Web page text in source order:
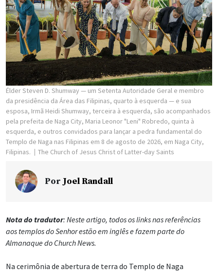
Élder Steven D. Shumway — um Setenta Autoridade Geral e membro
da presidência da Área das Filipinas, quarto à esquerda — e sua
esposa, Irmã Heidi Shumway, terceira à esquerda, são acompanhados
pela prefeita de Naga City, Maria Leonor "Leni" Robredo, quinta à
esquerda, e outros convidados para lançar a pedra fundamental do
Templo de Naga nas Filipinas em 8 de agosto de 2026, em Naga City,
Filipinas.
The Church of Jesus Christ of Latter-day Saints
Por Joel Randall
Nota do tradutor: Neste artigo, todos os links nas referências
aos templos do Senhor estão em inglês e fazem parte do
Almanaque do Church News.
Na cerimônia de abertura de terra do Templo de Naga